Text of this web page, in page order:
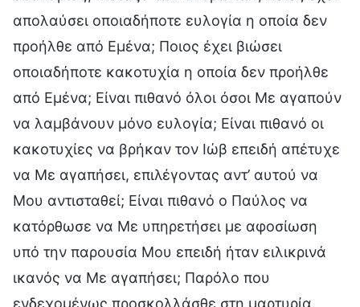
απολαύσει οποιαδήποτε ευλογία η οποία δεν
προήλθε από Εμένα; Ποιος έχει βιώσει
οποιαδήποτε κακοτυχία η οποία δεν προήλθε
από Εμένα; Είναι πιθανό όλοι όσοι Με αγαπούν
να λαμβάνουν μόνο ευλογία; Είναι πιθανό οι
κακοτυχίες να βρήκαν τον Ιώβ επειδή απέτυχε
να Με αγαπήσει, επιλέγοντας αντ’ αυτού να
Μου αντισταθεί; Είναι πιθανό ο Παύλος να
κατόρθωσε να Με υπηρετήσει με αφοσίωση
υπό την παρουσία Μου επειδή ήταν ειλικρινά
ικανός να Με αγαπήσει; Παρόλο που
ενδεχομένως προσκολλάσθε στη μαρτυρία